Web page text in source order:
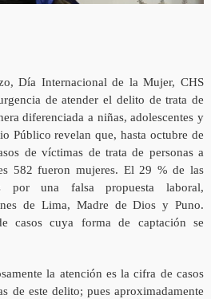
Día Internacional de la Mujer, CHS
de atender el delito de trata de
diferenciada a niñas, adolescentes y
Público revelan que, hasta octubre de
de víctimas de trata de personas a
582 fueron mujeres. El 29 % de las
por una falsa propuesta laboral,
de Lima, Madre de Dios y Puno.
casos cuya forma de captación se
la atención es la cifra de casos
de este delito; pues aproximadamente